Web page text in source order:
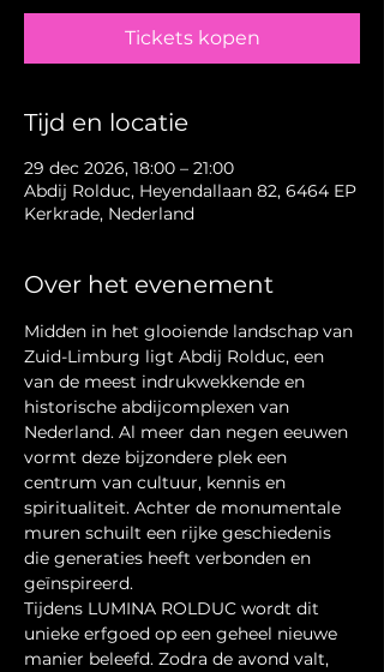
Tickets kopen
Tijd en locatie
29 dec 2026, 18:00 – 21:00
Abdij Rolduc, Heyendallaan 82, 6464 EP
Kerkrade, Nederland
Over het evenement
Midden in het glooiende landschap van
Zuid-Limburg ligt Abdij Rolduc, een
van de meest indrukwekkende en
historische abdijcomplexen van
Nederland. Al meer dan negen eeuwen
vormt deze bijzondere plek een
centrum van cultuur, kennis en
spiritualiteit. Achter de monumentale
muren schuilt een rijke geschiedenis
die generaties heeft verbonden en
geïnspireerd.
Tijdens LUMINA ROLDUC wordt dit
unieke erfgoed op een geheel nieuwe
manier beleefd. Zodra de avond valt,